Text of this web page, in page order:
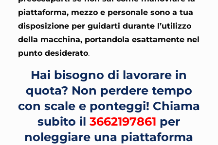
piattaforma, mezzo e personale sono a tua
disposizione per guidarti durante l’utilizzo
della macchina, portandola esattamente nel
punto desiderato.
Hai bisogno di lavorare in
quota? Non perdere tempo
con scale e ponteggi! Chiama
subito il3662197861 per
noleggiare una piattaforma